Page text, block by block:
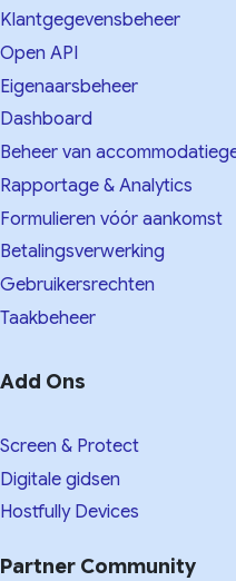
Klantgegevensbeheer
Open API
Eigenaarsbeheer
Dashboard
Beheer van
Rapportage & Analytics
Formulieren vóór aankomst
Betalingsverwerking
Gebruikersrechten
Taakbeheer
Add Ons
Screen & Protect
Digitale gidsen
Hostfully Devices
Partner Community